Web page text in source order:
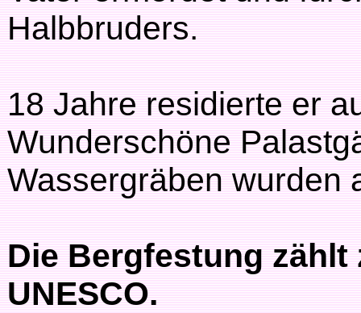
Halbbruders.
18 Jahre residierte er
Wunderschöne
Wassergräben wurden
Die Bergfestung
UNESCO.